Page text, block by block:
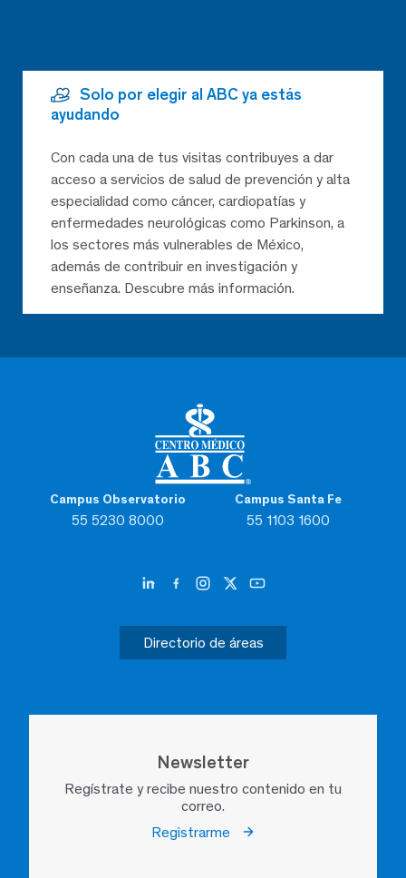
Campus Observatorio
55 5230 8000
Campus Santa Fe
55 1103 1600
Directorio de áreas
Newsletter
Regístrate y recibe nuestro contenido en tu
correo.
Registrarme
Solo por elegir al ABC ya estás
ayudando
Con cada una de tus visitas contribuyes a dar
acceso a servicios de salud de prevención y alta
especialidad como cáncer, cardiopatías y
enfermedades neurológicas como Parkinson, a
los sectores más vulnerables de México,
además de contribuir en investigación y
enseñanza. Descubre más información.